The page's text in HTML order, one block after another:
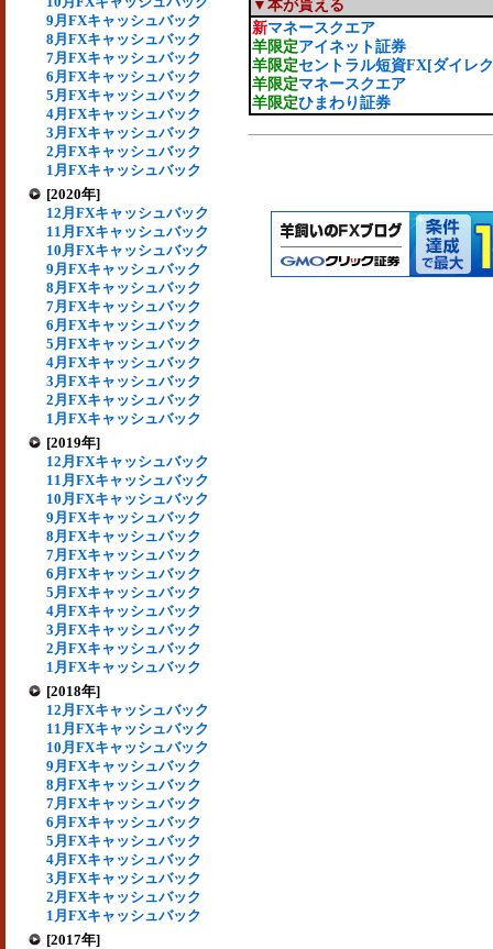
9月FXキャッシュバック
8月FXキャッシュバック
7月FXキャッシュバック
6月FXキャッシュバック
5月FXキャッシュバック
4月FXキャッシュバック
3月FXキャッシュバック
2月FXキャッシュバック
1月FXキャッシュバック
[2020年]
12月FXキャッシュバック
11月FXキャッシュバック
10月FXキャッシュバック
9月FXキャッシュバック
8月FXキャッシュバック
7月FXキャッシュバック
6月FXキャッシュバック
5月FXキャッシュバック
4月FXキャッシュバック
3月FXキャッシュバック
2月FXキャッシュバック
1月FXキャッシュバック
[2019年]
12月FXキャッシュバック
11月FXキャッシュバック
10月FXキャッシュバック
9月FXキャッシュバック
8月FXキャッシュバック
7月FXキャッシュバック
6月FXキャッシュバック
5月FXキャッシュバック
4月FXキャッシュバック
3月FXキャッシュバック
2月FXキャッシュバック
1月FXキャッシュバック
[2018年]
12月FXキャッシュバック
11月FXキャッシュバック
10月FXキャッシュバック
9月FXキャッシュバック
8月FXキャッシュバック
7月FXキャッシュバック
6月FXキャッシュバック
5月FXキャッシュバック
4月FXキャッシュバック
3月FXキャッシュバック
2月FXキャッシュバック
1月FXキャッシュバック
[2017年]
▼本が貰える
新マネースクエア
羊限定アイネット証券
羊限定セントラル短資FX[ダイレ
羊限定マネースクエア
羊限定ひまわり証券